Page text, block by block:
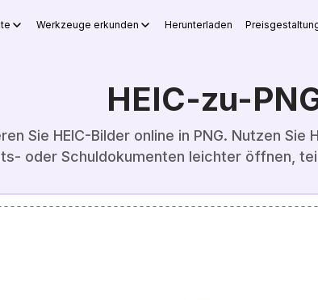
Werkzeuge erkunden Herunterladen
HEIC-zu-
Sie HEIC-Bilder online in PNG. Nutzen
oder Schuldokumenten leichter öffnen,